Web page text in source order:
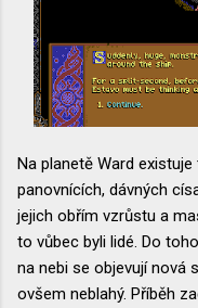
Na planetě Ward
panovnících, dávných
jejich obřím vzrůstu a
to vůbec byli lidé. Do
na nebi se objevují nová
ovšem neblahý. Příběh